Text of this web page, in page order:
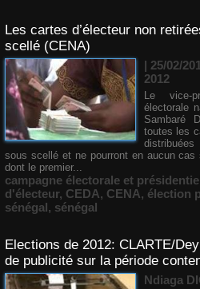
Les cartes d’électeur non
scellé (CENA)
| 25/02/
2012
Le vice-
électorale
Sambaré
toutes les
sous scellé et ne pourront en aucun cas
dont le premier...
campagne électorale et
d'électeur, CEDA, CENA, élection
sénégal, sénégal
Elections de 2012: CLARTE/
de publicité sur la période
Ndiaga